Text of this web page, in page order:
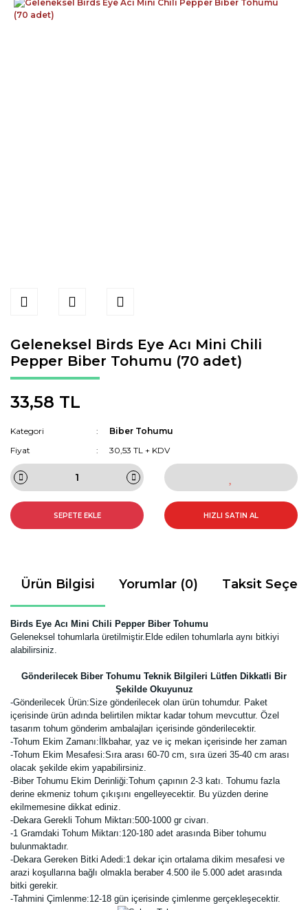
Geleneksel Birds Eye Acı Mini Chili
Pepper Biber Tohumu (70 adet)
33,58 TL
Kategori
Biber Tohumu
Fiyat
30,53 TL + KDV
SEPETE EKLE HIZLI SATIN AL
Ürün Bilgisi Yorumlar (0) Taksit
Birds Eye Acı Mini Chili Pepper Biber Tohumu
Geleneksel tohumlarla üretilmiştir.Elde edilen tohumlarla aynı bitkiyi
alabilirsiniz.
Gönderilecek Biber Tohumu Teknik Bilgileri Lütfen Dikkatli Bir
Şekilde Okuyunuz
-Gönderilecek Ürün:Size gönderilecek olan ürün tohumdur. Paket
içerisinde ürün adında belirtilen miktar kadar tohum mevcuttur. Özel
tasarım tohum gönderim ambalajları içerisinde gönderilecektir.
-Tohum Ekim Zamanı:İlkbahar, yaz ve iç mekan içerisinde her zaman
-Tohum Ekim Mesafesi:Sıra arası 60-70 cm, sıra üzeri 35-40 cm arası
olacak şekilde ekim yapabilirsiniz.
-Biber Tohumu Ekim Derinliği:Tohum çapının 2-3 katı. Tohumu fazla
derine ekmeniz tohum çıkışını engelleyecektir. Bu yüzden derine
ekilmemesine dikkat ediniz.
-Dekara Gerekli Tohum Miktarı:500-1000 gr civarı.
-1 Gramdaki Tohum Miktarı:120-180 adet arasında Biber tohumu
bulunmaktadır.
-Dekara Gereken Bitki Adedi:1 dekar için ortalama dikim mesafesi ve
arazi koşullarına bağlı olmakla beraber 4.500 ile 5.000 adet arasında
bitki gerekir.
-Tahmini Çimlenme:12-18 gün içerisinde çimlenme gerçekleşecektir.